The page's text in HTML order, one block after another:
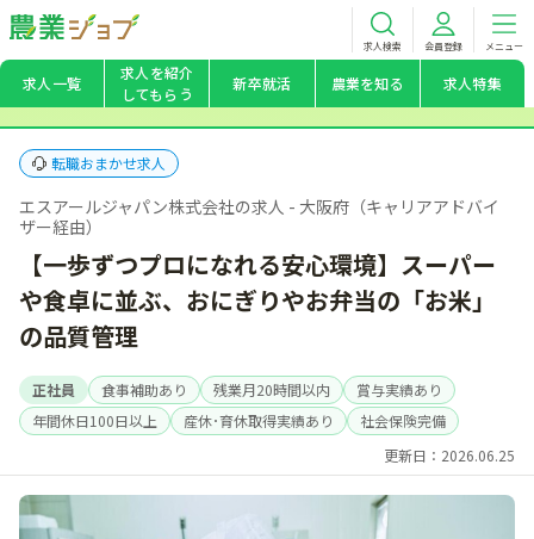
求人検索 会員登録 メニュー
求人一覧
求人を紹介
してもらう
新卒就活 農業を知る 求人特集
転職おまかせ求人
エスアールジャパン株式会社の求人 - 大阪府（キャリアアドバイ
ザー経由）
【一歩ずつプロになれる安心環境】スーパー
や食卓に並ぶ、おにぎりやお弁当の「お米」
の品質管理
正社員 食事補助あり 残業月20時間以内
賞与実績あり
年間休日100日以上
産休･育休取得実績あり
社会保険完備
更新日：2026.06.25